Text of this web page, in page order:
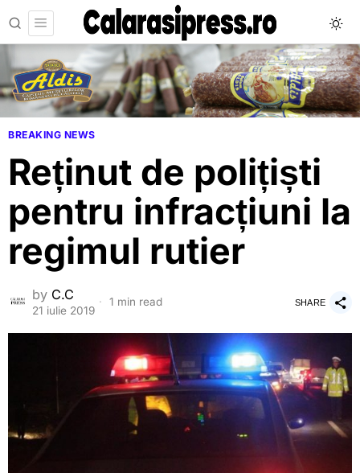
BREAKING NEWS
Reținut de polițiști
pentru infracțiuni la
regimul rutier
by C.C
21 iulie 2019
1 min read SHARE